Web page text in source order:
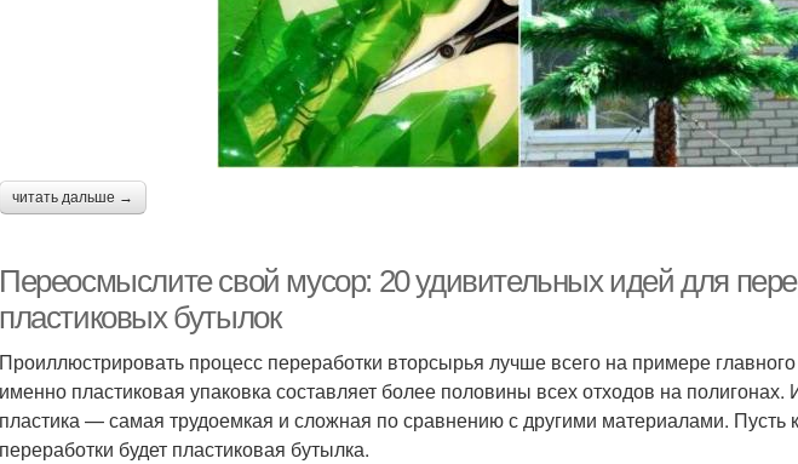
читать дальше →
Переосмыслите свой мусор: 20 удивительных идей для
пластиковых бутылок
Проиллюстрировать процесс переработки вторсырья лучше всего на примере главного
именно пластиковая упаковка составляет более половины всех отходов на полигонах.
пластика — самая трудоемкая и сложная по сравнению с другими материалами. Пусть
переработки будет пластиковая бутылка.